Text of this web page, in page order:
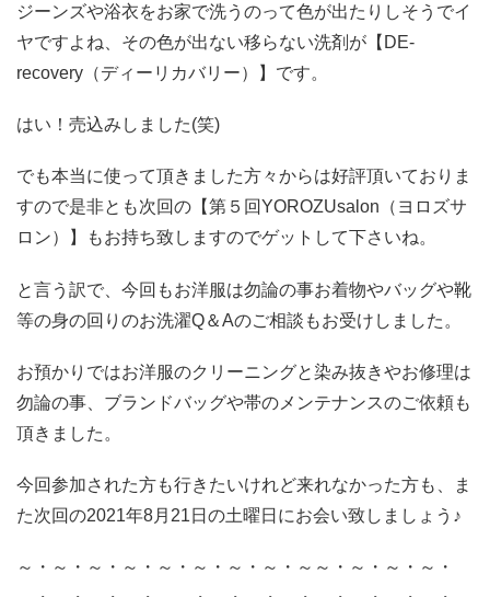
ジーンズや浴衣をお家で洗うのって色が出たりしそうでイ
ヤですよね、その色が出ない移らない洗剤が【DE-
recovery（ディーリカバリー）】です。
はい！売込みしました(笑)
でも本当に使って頂きました方々からは好評頂いておりま
すので是非とも次回の【第５回YOROZUsalon（ヨロズサ
ロン）】もお持ち致しますのでゲットして下さいね。
と言う訳で、今回もお洋服は勿論の事お着物やバッグや靴
等の身の回りのお洗濯Q＆Aのご相談もお受けしました。
お預かりではお洋服のクリーニングと染み抜きやお修理は
勿論の事、ブランドバッグや帯のメンテナンスのご依頼も
頂きました。
今回参加された方も行きたいけれど来れなかった方も、ま
た次回の2021年8月21日の土曜日にお会い致しましょう♪
～・～・～・～・～・～・～・～・～～・～・～・～・